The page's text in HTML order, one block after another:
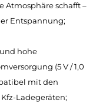
Atmosphäre schafft –
Entspannung;
und hohe
(5 V / 1,0
mit den
Ladegeräten;